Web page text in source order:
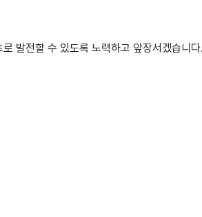
발전할 수 있도록 노력하고 앞장서겠습니다.